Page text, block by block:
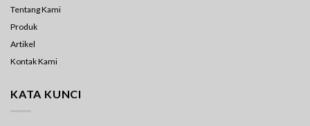
Tentang Kami
Produk
Artikel
Kontak Kami
KATA KUNCI